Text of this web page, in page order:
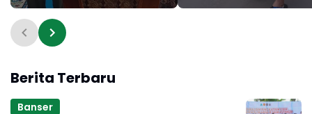
Berita Terbaru
Banser